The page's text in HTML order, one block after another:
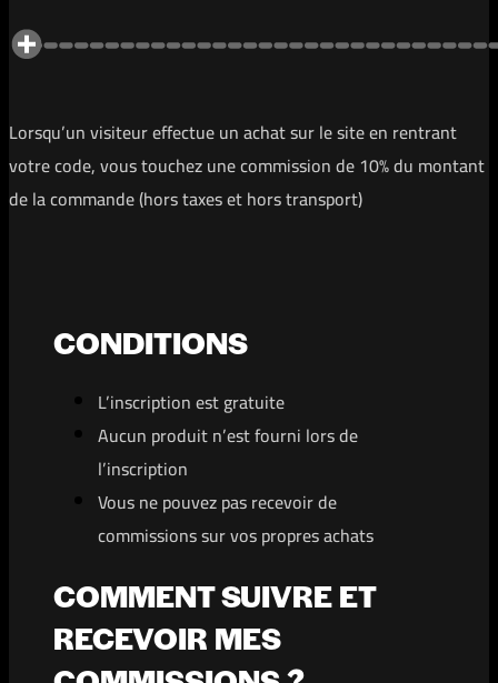
Lorsqu’un visiteur effectue un achat sur le site en rentrant
votre code, vous touchez une commission de 10% du montant
de la commande (hors taxes et hors transport)
CONDITIONS
L’inscription est gratuite
Aucun produit n’est fourni lors de
l’inscription
Vous ne pouvez pas recevoir de
commissions sur vos propres achats
COMMENT SUIVRE ET
RECEVOIR MES